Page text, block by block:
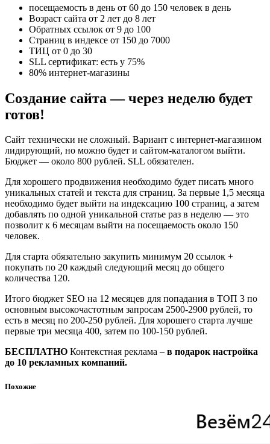
посещаемость в день от 60 до 150 человек в день
Возраст сайта от 2 лет до 8 лет
Обратных ссылок от 9 до 100
Страниц в индексе от 150 до 7000
ТИЦ от 0 до 30
SLL сертификат: есть у 75%
80% интернет-магазины
Создание сайта — через неделю будет
готов!
Сайт технически не сложный. Вариант с интернет-магазином
лидирующий, но можно будет и сайтом-каталогом выйти.
Бюджет — около 800 рублей. SLL обязателен.
Для хорошего продвижения необходимо будет писать много
уникальных статей и текста для страниц. За первые 1,5 месяца
необходимо будет выйти на индексацию 100 страниц, а затем
добавлять по одной уникальной статье раз в неделю — это
позволит к 6 месяцам выйти на посещаемость около 150
человек.
Для старта обязательно закупить минимум 20 ссылок +
покупать по 20 каждый следующий месяц до общего
количества 120.
Итого бюджет SEO на 12 месяцев для попадания в ТОП 3 по
основным высокочастотным запросам 2500-2900 рублей, то
есть в месяц по 200-250 рублей. Для хорошего старта лучше
первые три месяца 400, затем по 100-150 рублей.
БЕСПЛАТНО Контекстная реклама – в подарок настройка
до 10 рекламных компаний.
Похожие